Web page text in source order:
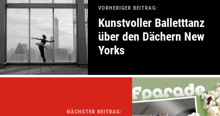
VORHERIGER BEITRAG:
Kunstvoller Balletttanz
über den Dächern New
Yorks
NÄCHSTER BEITRAG: